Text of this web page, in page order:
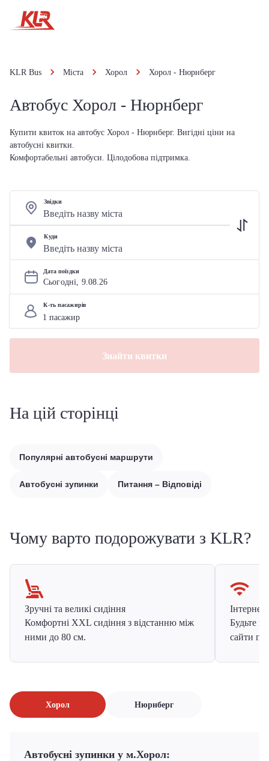
KLR Bus Міста Хорол Хорол - Нюрнберг
Автобус Хорол - Нюрнберг
Купити квиток на автобус Хорол - Нюрнберг. Вигідні ціни на
автобусні квитки.
Комфортабельні автобуси. Цілодобова підтримка.
Звідки
Куди
Дата поїздки
Сьогодні, 9.08.26
К-ть пасажирів
Знайти квитки
На цій сторінці
Популярні автобусні маршрути
Автобусні зупинки Питання – Відповіді
Чому варто подорожувати з KLR?
Зручні та великі сидіння
Комфортні XXL сидіння з відстанню між
ними до 80 см.
Інтернет
Будьте
сайти
Хорол Нюрнберг
Автобусні зупинки у м.Хорол: